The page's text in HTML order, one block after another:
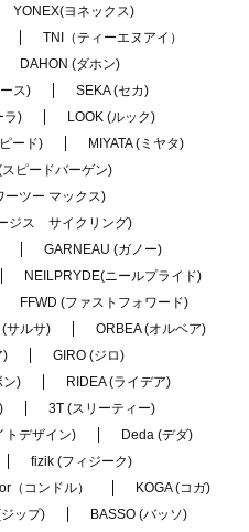
YONEX(ヨネックス)
TNI（ティーエヌアイ）
DAHON (ダホン)
ス)
SEKA (セカ)
ラ)
LOOK (ルック)
ード)
MIYATA (ミヤタ)
ピードバーゲン)
ツー マックス)
ジス サイクリング)
GARNEAU (ガノー)
NEILPRYDE(ニールプライド)
FFWD (ファストフォワード)
サルサ)
ORBEA (オルベア)
)
GIRO (ジロ)
ン)
RIDEA (ライデア)
3T (スリーティー)
トデザイン)
Deda (デダ)
fizik (フィジーク)
（コンドル）
KOGA (コガ)
ップ)
BASSO (バッソ)